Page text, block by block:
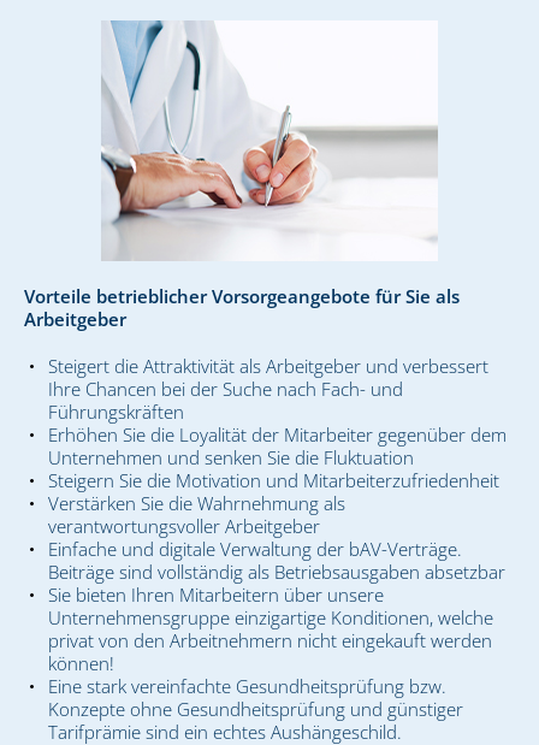
Vorteile betrieblicher Vorsorgeangebote für Sie als
Arbeitgeber
Steigert die Attraktivität als Arbeitgeber und verbessert
Ihre Chancen bei der Suche nach Fach- und
Führungskräften
Erhöhen Sie die Loyalität der Mitarbeiter gegenüber dem
Unternehmen und senken Sie die Fluktuation
Steigern Sie die Motivation und Mitarbeiterzufriedenheit
Verstärken Sie die Wahrnehmung als
verantwortungsvoller Arbeitgeber
Einfache und digitale Verwaltung der bAV-Verträge.
Beiträge sind vollständig als Betriebsausgaben absetzbar
Sie bieten Ihren Mitarbeitern über unsere
Unternehmensgruppe einzigartige Konditionen, welche
privat von den Arbeitnehmern nicht eingekauft werden
können!
Eine stark vereinfachte Gesundheitsprüfung bzw.
Konzepte ohne Gesundheitsprüfung und günstiger
Tarifprämie sind ein echtes Aushängeschild.